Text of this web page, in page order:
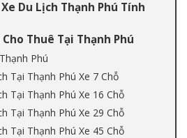
Du Lịch Thạnh Phú Tính
Thuê Tại Thạnh Phú
Phú
Tại Thạnh Phú Xe 7 Chỗ
Tại Thạnh Phú Xe 16 Chỗ
Tại Thạnh Phú Xe 29 Chỗ
Tại Thạnh Phú Xe 45 Chỗ